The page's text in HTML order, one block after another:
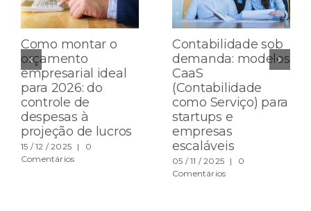
Como montar o
orçamento
empresarial ideal
para 2026: do
controle de
despesas à
projeção de lucros
15 / 12 / 2025 |
0
Comentários
Contabilidade sob
demanda: modelos
CaaS
(Contabilidade
como Serviço) para
startups e
empresas
escaláveis
05 / 11 / 2025 |
0
Comentários